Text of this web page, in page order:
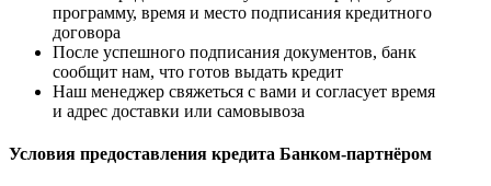
программу, время и место подписания кредитного
договора
После успешного подписания документов, банк
сообщит нам, что готов выдать кредит
Наш менеджер свяжеться с вами и согласует время
и адрес доставки или самовывоза
Условия предоставления кредита Банком-партнёром